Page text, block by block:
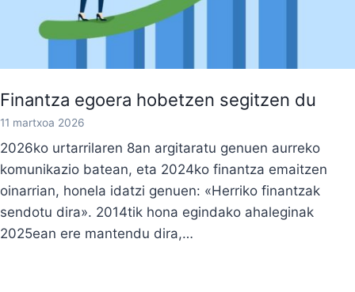
Finantza egoera hobetzen segitzen du
11 martxoa 2026
2026ko urtarrilaren 8an argitaratu genuen aurreko
komunikazio batean, eta 2024ko finantza emaitzen
oinarrian, honela idatzi genuen: «Herriko finantzak
sendotu dira». 2014tik hona egindako ahaleginak
2025ean ere mantendu dira,…